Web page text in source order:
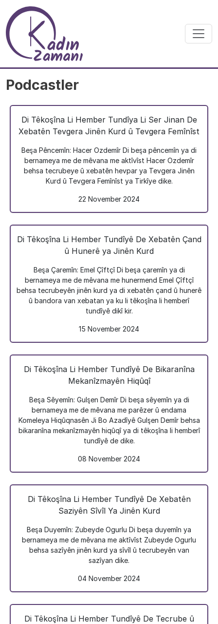
Skip to main content
Podcastler
Di Têkoşîna Li Hember Tundîya Li Ser Jinan De
Xebatên Tevgera Jinên Kurd û Tevgera Femînîst
Beşa Pêncemîn: Hacer Ozdemîr Di beşa pêncemîn ya di
bernameya me de mêvana me aktîvîst Hacer Ozdemîr
behsa tecrubeye û xebatên hevpar ya Tevgera Jinên
Kurd û Tevgera Femînîst ya Tirkîye dike.
22 November 2024
Di Têkoşîna Li Hember Tundîyê De Xebatên Çand
û Hunerê ya Jinên Kurd
Beşa Çaremîn: Emel Çîftçî Di beşa çaremîn ya di
bernameya me de mêvana me hunermend Emel Çîftçî
behsa tecrubeyên jinên kurd ya di xebatên çand û hunerê
û bandora van xebatan ya ku li têkoşîna li hemberî
tundîyê dikî kir.
15 November 2024
Di Têkoşîna Li Hember Tundîyê De Bikaranîna
Mekanîzmayên Hiqûqî
Beşa Sêyemîn: Gulşen Demîr Di beşa sêyemîn ya di
bernameya me de mêvana me parêzer û endama
Komeleya Hiqûqnasên Ji Bo Azadîyê Gulşen Demîr behsa
bikaranîna mekanîzmayên hiqûqî ya di têkoşîna li hemberî
tundîyê de dike.
08 November 2024
Di Têkoşîna Li Hember Tundîyê De Xebatên
Saziyên Sîvîl Ya Jinên Kurd
Beşa Duyemîn: Zubeyde Ogurlu Di beşa duyemîn ya
bernameya me de mêvana me aktîvîst Zubeyde Ogurlu
behsa sazîyên jinên kurd ya sîvîl û tecrubeyên van
sazîyan dike.
04 November 2024
Di Têkoşîna Li Hember Tundîyê De Tecrube û